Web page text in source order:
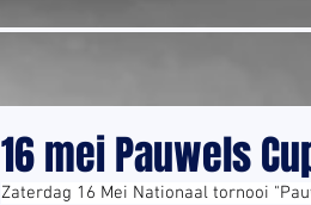
16 mei Pauwels
Zaterdag 16 Mei Nationaal tornooi